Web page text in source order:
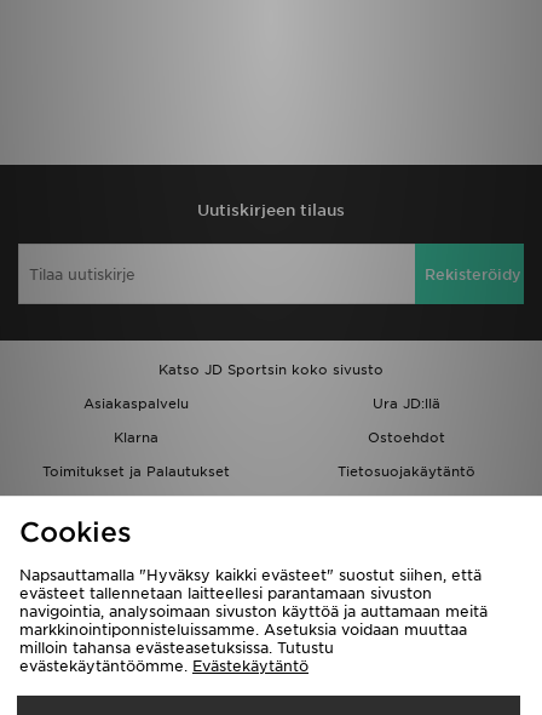
Uutiskirjeen tilaus
Rekisteröidy
Katso JD Sportsin koko sivusto
Asiakaspalvelu
Ura JD:llä
Klarna
Ostoehdot
Toimitukset ja Palautukset
Tietosuojakäytäntö
Löydä myymälä
Kumppanuusohjelma
JD Blog
Toimitetaan
Cookies
Napsauttamalla "Hyväksy kaikki evästeet" suostut siihen, että
evästeet tallennetaan laitteellesi parantamaan sivuston
navigointia, analysoimaan sivuston käyttöä ja auttamaan meitä
markkinointiponnisteluissamme. Asetuksia voidaan muuttaa
milloin tahansa evästeasetuksissa. Tutustu
evästekäytäntöömme. Evästekäytäntö